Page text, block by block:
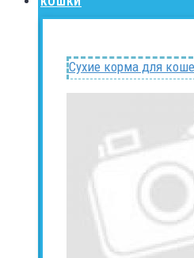
Сухие корма для